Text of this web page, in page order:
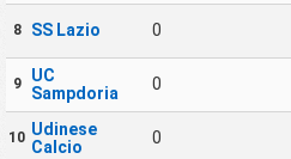
8 SS Lazio 0
9
UC
Sampdoria
0
10 Udinese
Calcio
0